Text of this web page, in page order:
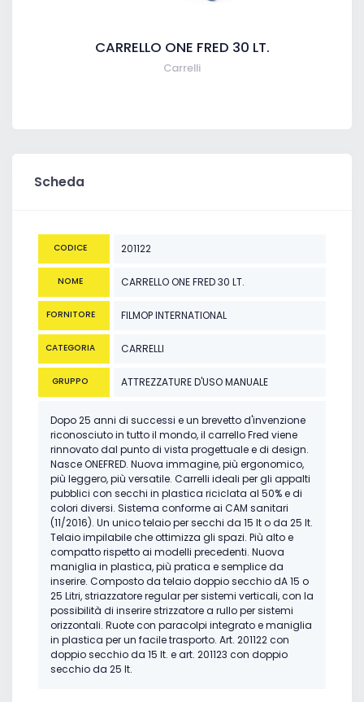
CARRELLO ONE FRED 30 LT.
Carrelli
Scheda
CODICE 201122
NOME CARRELLO ONE FRED 30 LT.
FORNITORE FILMOP INTERNATIONAL
CATEGORIA CARRELLI
GRUPPO ATTREZZATURE D'USO MANUALE
Dopo 25 anni di successi e un brevetto d'invenzione
riconosciuto in tutto il mondo, il carrello Fred viene
rinnovato dal punto di vista progettuale e di design.
Nasce ONEFRED. Nuova immagine, più ergonomico,
più leggero, più versatile. Carrelli ideali per gli appalti
pubblici con secchi in plastica riciclata al 50% e di
colori diversi. Sistema conforme ai CAM sanitari
(11/2016). Un unico telaio per secchi da 15 lt o da 25 lt.
Telaio impilabile che ottimizza gli spazi. Più alto e
compatto rispetto ai modelli precedenti. Nuova
maniglia in plastica, più pratica e semplice da
inserire. Composto da telaio doppio secchio dA 15 o
25 Litri, striazzatore regular per sistemi verticali, con la
possibilità di inserire strizzatore a rullo per sistemi
orizzontali. Ruote con paracolpi integrato e maniglia
in plastica per un facile trasporto. Art. 201122 con
doppio secchio da 15 lt. e art. 201123 con doppio
secchio da 25 lt.